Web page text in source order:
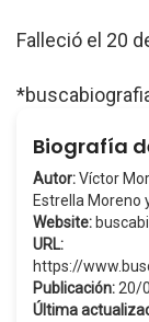
Falleció el 20
Biografía
Autor:Víctor
Estrella Moreno
Website:
URL:
https://
Publicación: 20/
Última